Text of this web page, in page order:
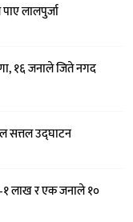
लालपुर्जा
१६ जनाले जिते नगद
सत्तल उद्घाटन
लाख र एक जनाले १०